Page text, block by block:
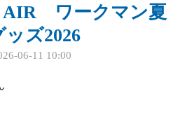
AIR ワークマン夏
ズ2026
06-11 10:00